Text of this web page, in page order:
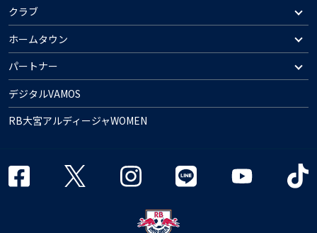
クラブ
ホームタウン
パートナー
デジタルVAMOS
RB大宮アルディージャWOMEN